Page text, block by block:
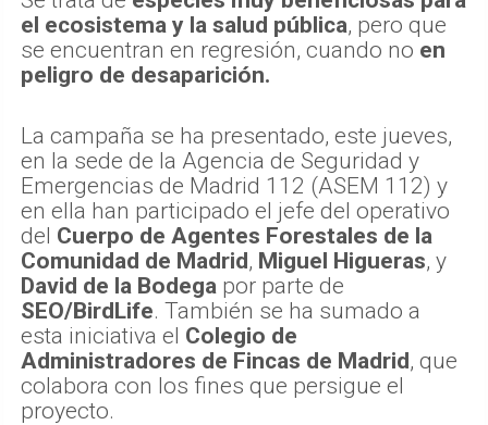
el ecosistema y la salud pública, pero que
se encuentran en regresión, cuando no en
peligro de desaparición.
La campaña se ha presentado, este jueves,
en la sede de la Agencia de Seguridad y
Emergencias de Madrid 112 (ASEM 112) y
en ella han participado el jefe del operativo
del Cuerpo de Agentes Forestales de la
Comunidad de Madrid, Miguel Higueras, y
David de la Bodega por parte de
SEO/BirdLife. También se ha sumado a
esta iniciativa el Colegio de
Administradores de Fincas de Madrid, que
colabora con los fines que persigue el
proyecto.